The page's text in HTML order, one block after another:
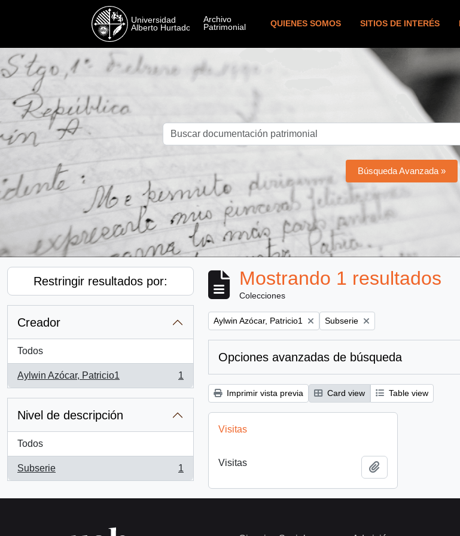
QUIENES SOMOS SITIOS DE INTERÉS
Búsqueda Avanzada »
Restringir resultados por:
Creador
Todos
Aylwin Azócar, Patricio1
, 1 resultados
1
Nivel de descripción
Todos
Subserie
, 1 resultados
1
Mostrando 1 resultados
Colecciones
Remove filter:
Aylwin Azócar, Patricio1 Remove filter:
Subserie
Opciones avanzadas de búsqueda
Imprimir vista previa Card view Table view
Visitas
Visitas